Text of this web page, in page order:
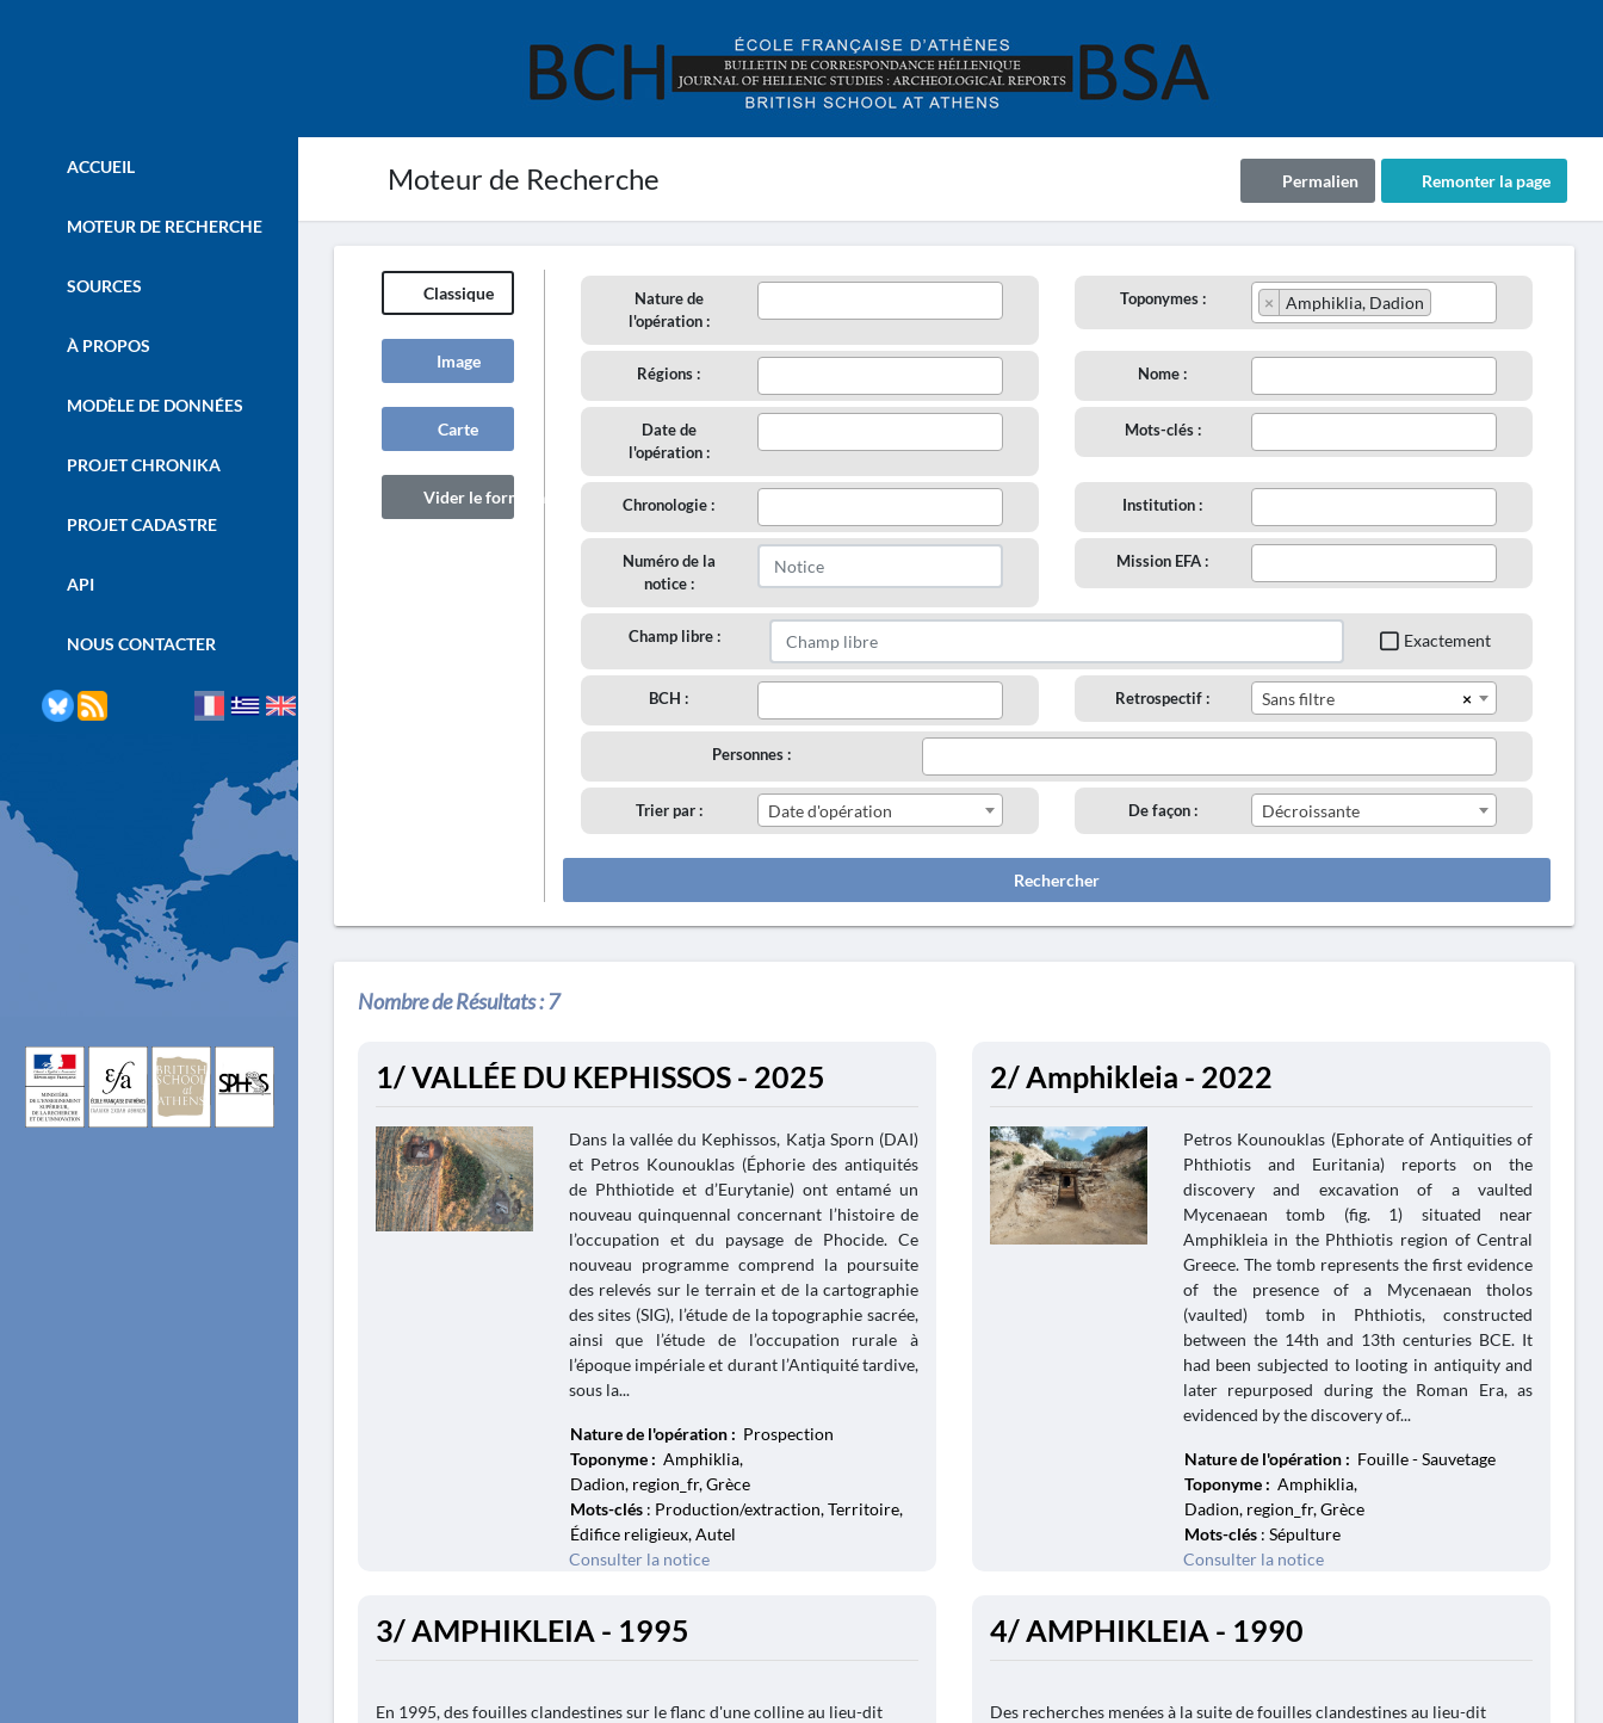
Moteur de Recherche Remonter la page
Permalien
ACCUEIL
MOTEUR DE RECHERCHE
SOURCES
À PROPOS
MODÈLE DE DONNÉES
PROJET CHRONIKA
PROJET CADASTRE
API
NOUS CONTACTER
Classique
Image
Carte
Vider le formulaire
Nature de
l'opération :
Toponymes : × Amphiklia, Dadion
Régions : Nome :
Date de
l'opération :
Mots-clés :
Chronologie : Institution :
Numéro de la
notice :
Mission EFA :
Champ libre : Exactement
BCH : Retrospectif : ×
Sans filtre
Personnes :
Trier par : Date d'opération De façon : Décroissante
Rechercher
Nombre de Résultats :7
1/ VALLÉE DU KEPHISSOS - 2025
Dans la vallée du Kephissos, Katja Sporn (DAI)
et Petros Kounouklas (Éphorie des antiquités
de Phthiotide et d’Eurytanie) ont entamé un
nouveau quinquennal concernant l’histoire de
l’occupation et du paysage de Phocide. Ce
nouveau programme comprend la poursuite
des relevés sur le terrain et de la cartographie
des sites (SIG), l’étude de la topographie sacrée,
ainsi que l’étude de l’occupation rurale à
l’époque impériale et durant l’Antiquité tardive,
sous la...
Nature de l'opération : Prospection
Toponyme : Amphiklia,
Dadion, region_fr, Grèce
Mots-clés: Production/extraction, Territoire,
Édifice religieux, Autel
Consulter la notice
2/ Amphikleia - 2022
Petros Kounouklas (Ephorate of Antiquities of
Phthiotis and Euritania) reports on the
discovery and excavation of a vaulted
Mycenaean tomb (fig. 1) situated near
Amphikleia in the Phthiotis region of Central
Greece. The tomb represents the first evidence
of the presence of a Mycenaean tholos
(vaulted) tomb in Phthiotis, constructed
between the 14th and 13th centuries BCE. It
had been subjected to looting in antiquity and
later repurposed during the Roman Era, as
evidenced by the discovery of...
Nature de l'opération : Fouille - Sauvetage
Toponyme : Amphiklia,
Dadion, region_fr, Grèce
Mots-clés: Sépulture
Consulter la notice
3/ AMPHIKLEIA - 1995
En 1995, des fouilles clandestines sur le flanc d'une colline au lieu-dit
4/ AMPHIKLEIA - 1990
Des recherches menées à la suite de fouilles clandestines au lieu-dit